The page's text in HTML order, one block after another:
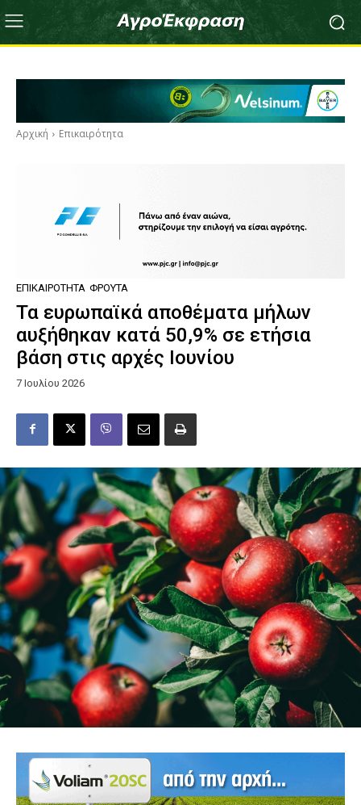
Αρχική Επικαιρότητα
ΕΠΙΚΑΙΡΌΤΗΤΑ ΦΡΟΎΤΑ
Τα ευρωπαϊκά αποθέματα μήλων
αυξήθηκαν κατά 50,9% σε ετήσια
βάση στις αρχές Ιουνίου
7 Ιουλίου 2026